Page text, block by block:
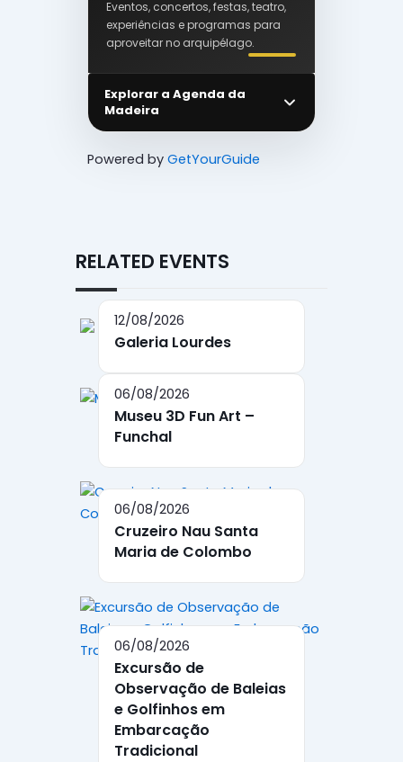
Eventos, concertos, festas, teatro,
experiências e programas para
aproveitar no arquipélago.
Explorar a Agenda da
Madeira
Powered by GetYourGuide
RELATED EVENTS
12/08/2026
Galeria Lourdes
06/08/2026
Museu 3D Fun Art –
Funchal
06/08/2026
Cruzeiro Nau Santa
Maria de Colombo
06/08/2026
Excursão de
Observação de Baleias
e Golfinhos em
Embarcação
Tradicional